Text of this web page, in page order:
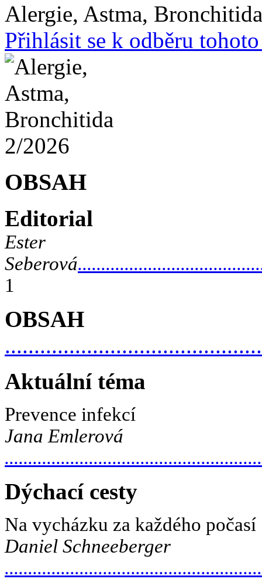
Alergie, Astma,
Přihlásit se k odběru
OBSAH
Editorial
Ester
Seberová
1
OBSAH
Aktuální téma
Prevence infekcí
Jana Emlerová
Dýchací cesty
Na vycházku za každého počasí
Daniel Schneeberger